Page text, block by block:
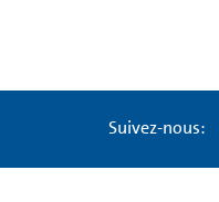
Suivez-nous: